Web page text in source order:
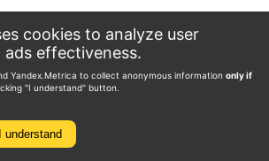
cookies to analyze user
ads effectiveness.
Yandex.Metrica to collect anonymous information only if
"I understand" button.
I understand
0, 2, 3